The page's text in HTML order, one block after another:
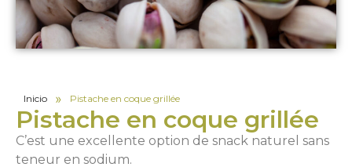
Inicio » Pistache en coque grillée
Pistache en coque grillée
C’est une excellente option de snack naturel sans
teneur en sodium.